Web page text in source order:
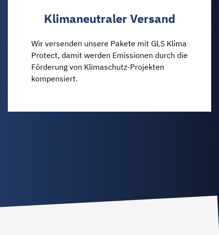
Klimaneutraler Versand
Wir versenden unsere Pakete mit GLS Klima
Protect, damit werden Emissionen durch die
Förderung von Klimaschutz-Projekten
kompensiert.